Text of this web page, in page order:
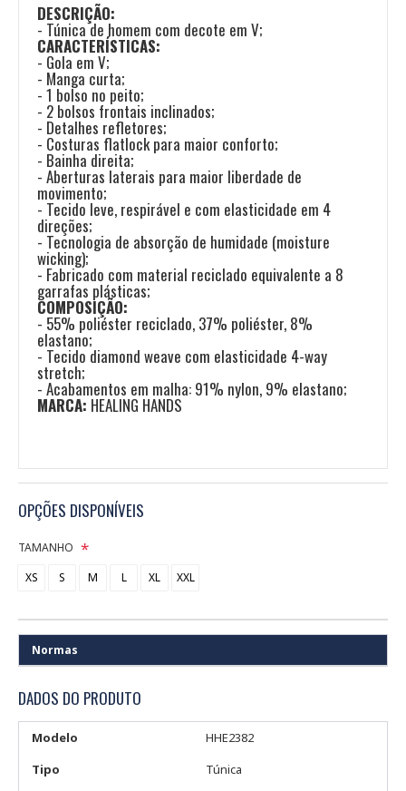
DESCRIÇÃO:
- Túnica de homem com decote em V;
CARACTERÍSTICAS:
- Gola em V;
- Manga curta;
- 1 bolso no peito;
- 2 bolsos frontais inclinados;
- Detalhes refletores;
- Costuras flatlock para maior conforto;
- Bainha direita;
- Aberturas laterais para maior liberdade de
movimento;
- Tecido leve, respirável e com elasticidade em 4
direções;
- Tecnologia de absorção de humidade (moisture
wicking);
- Fabricado com material reciclado equivalente a 8
garrafas plásticas;
COMPOSIÇÃO:
- 55% poliéster reciclado, 37% poliéster, 8%
elastano;
- Tecido diamond weave com elasticidade 4-way
stretch;
- Acabamentos em malha: 91% nylon, 9% elastano;
MARCA: HEALING HANDS
OPÇÕES DISPONÍVEIS
TAMANHO
XS
S M L XL XXL
Normas
DADOS DO PRODUTO
Modelo
HHE2382
Tipo
Túnica